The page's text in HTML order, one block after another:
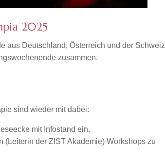
2025
aus Deutschland, Österreich und der Schweiz
zusammen.
sind wieder mit dabei:
mit Infostand ein.
(Leiterin der ZIST Akademie) Workshops zu